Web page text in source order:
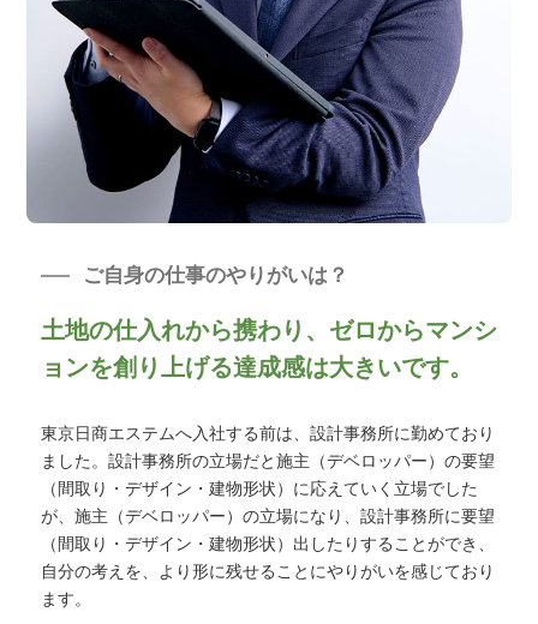
ご自身の仕事のやりがいは？
土地の仕入れから携わり、ゼロからマンシ
ョンを創り上げる達成感は大きいです。
東京日商エステムへ入社する前は、設計事務所に勤めており
ました。設計事務所の立場だと施主（デベロッパー）の要望
（間取り・デザイン・建物形状）に応えていく立場でした
が、施主（デベロッパー）の立場になり、設計事務所に要望
（間取り・デザイン・建物形状）出したりすることができ、
自分の考えを、より形に残せることにやりがいを感じており
ます。